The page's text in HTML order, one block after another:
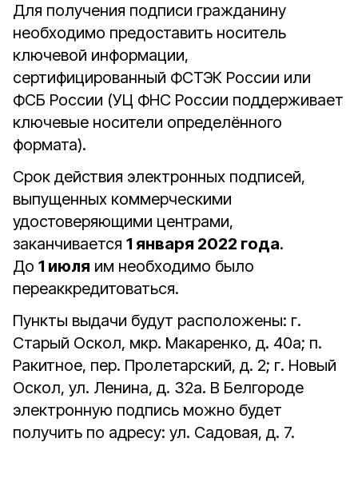
Для получения подписи гражданину
необходимо предоставить носитель
ключевой информации,
сертифицированный ФСТЭК России или
ФСБ России (УЦ ФНС России поддерживает
ключевые носители определённого
формата).
Срок действия электронных подписей,
выпущенных коммерческими
удостоверяющими центрами,
заканчивается 1 января 2022 года.
До 1 июля им необходимо было
переаккредитоваться.
Пункты выдачи будут расположены: г.
Старый Оскол, мкр. Макаренко, д. 40а; п.
Ракитное, пер. Пролетарский, д. 2; г. Новый
Оскол, ул. Ленина, д. 32а. В Белгороде
электронную подпись можно будет
получить по адресу: ул. Садовая, д. 7.